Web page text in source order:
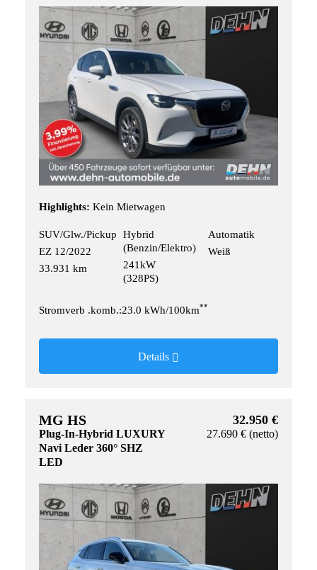
Highlights: Kein Mietwagen
SUV/Glw./Pickup
EZ 12/2022
33.931 km
Hybrid
(Benzin/Elektro)
241kW
(328PS)
Automatik
Weiß
Stromverb .komb.:23.0 kWh/100km**
Details
MG HS
Plug-In-Hybrid LUXURY
Navi Leder 360° SHZ
LED
32.950 €
27.690 € (netto)